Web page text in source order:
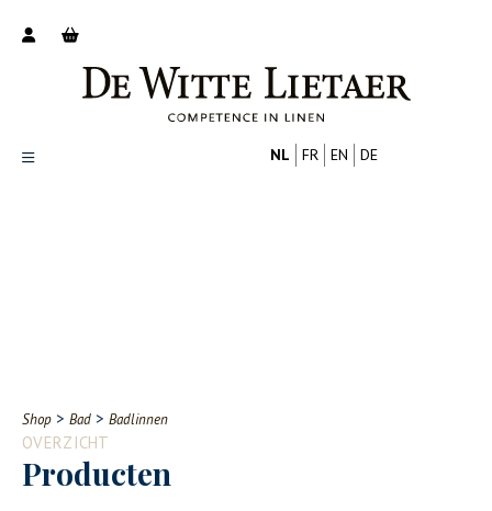
Contact
NL FR EN DE
Shop > Bad > Badlinnen
OVERZICHT
Producten